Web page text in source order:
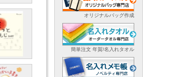
オリジナルバッグ作成
簡単注文 年賀/名入れタオル